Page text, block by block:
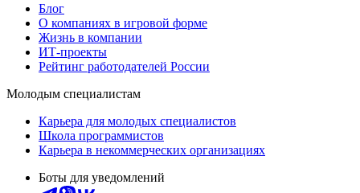
Блог
О компаниях в игровой форме
Жизнь в компании
ИТ-проекты
Рейтинг работодателей России
Молодым специалистам
Карьера для молодых специалистов
Школа программистов
Карьера в некоммерческих организациях
Боты для уведомлений